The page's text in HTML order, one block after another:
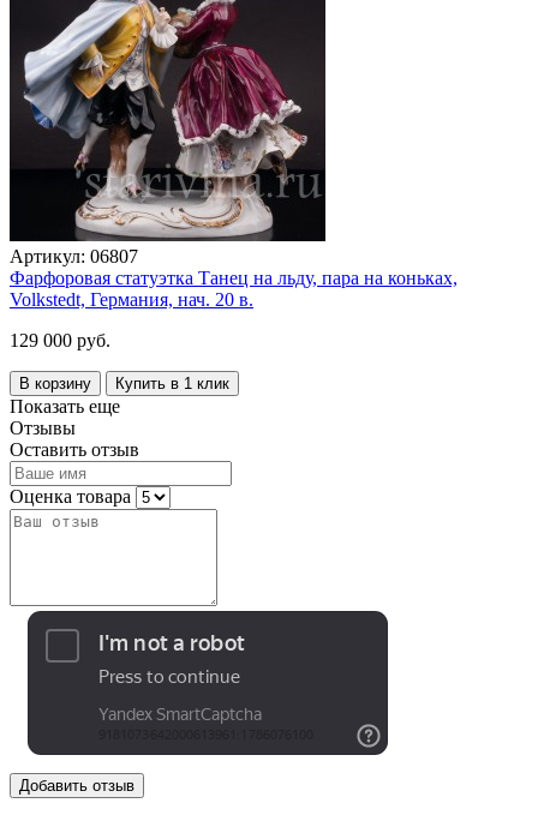
Артикул: 06807
Фарфоровая статуэтка Танец на льду, пара на коньках,
Volkstedt, Германия, нач. 20 в.
129 000 руб.
В корзину Купить в 1 клик
Показать еще
Отзывы
Оставить отзыв
Оценка товара
Добавить отзыв